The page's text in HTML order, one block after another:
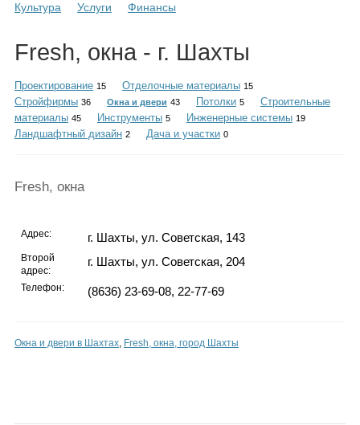
Карты
Культура
Услуги Финансы
Fresh, окна - г. Шахты
Проектирование 15 Отделочные материалы 15
Стройфирмы 36 Окна и двери 43 Потолки 5
Строительные
материалы 45 Инструменты 5 Инженерные системы 19
Ландшафтный дизайн 2 Дача и участки 0
Fresh, окна
Адрес: г. Шахты, ул. Советская, 143
Второй
адрес:
г. Шахты, ул. Советская, 204
Телефон: (8636) 23-69-08, 22-77-69
Окна и двери в Шахтах, Fresh, окна, город Шахты